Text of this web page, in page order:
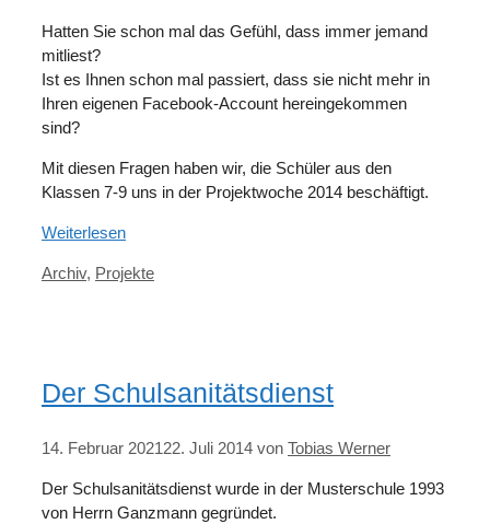
Hatten Sie schon mal das Gefühl, dass immer jemand
mitliest?
Ist es Ihnen schon mal passiert, dass sie nicht mehr in
Ihren eigenen Facebook-Account hereingekommen
sind?
Mit diesen Fragen haben wir, die Schüler aus den
Klassen 7-9 uns in der Projektwoche 2014 beschäftigt.
Weiterlesen
Kategorien
Archiv, Projekte
Der Schulsanitätsdienst
14. Februar 202122. Juli 2014 von Tobias Werner
Der Schulsanitätsdienst wurde in der Musterschule 1993
von Herrn Ganzmann gegründet.